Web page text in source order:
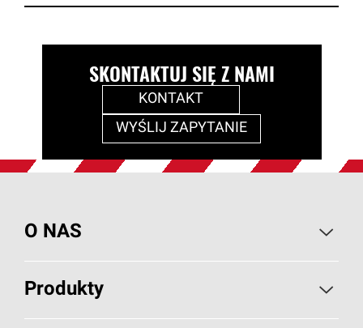
SKONTAKTUJ SIĘ Z NAMI
KONTAKT
WYŚLIJ ZAPYTANIE
O NAS
O PAROC
Wiadomości i artykuły
Produkty